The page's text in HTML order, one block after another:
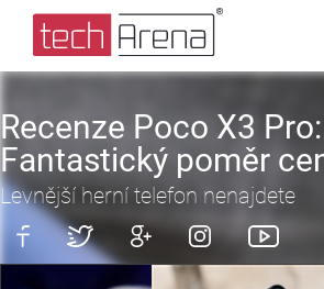
Recenze Poco X3 Pro:
Fantastický poměr
Levnější herní telefon nenajdete